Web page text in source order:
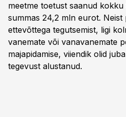
meetme toetust saanud
summas 24,2 mln eurot. Neist
ettevõttega tegutsemist, ligi
vanemate või vanavanemate
majapidamise, viiendik olid
tegevust alustanud.